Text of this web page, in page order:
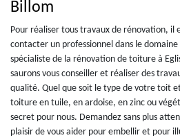
Billom
Pour réaliser tous travaux de rénovation, il
contacter un professionnel dans le
spécialiste de la rénovation de toiture à
saurons vous conseiller et réaliser des
qualité. Quel que soit le type de votre toit
toiture en tuile, en ardoise, en zinc ou
secret pour nous. Demandez sans plus
plaisir de vous aider pour embellir et pour